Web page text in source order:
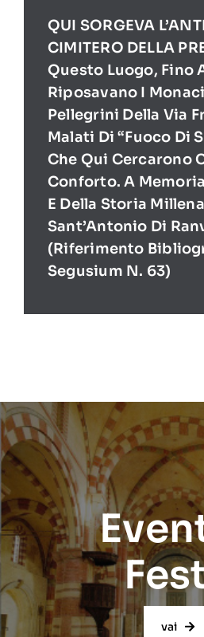
QUI SORGEVA
CIMITERO DELLA
Questo Luogo, Fino
Riposavano I
Pellegrini Della Via
Malati Di “Fuoco Di
Che Qui Cercarono
Conforto. A
E Della Storia
Sant’Antonio Di
(Riferimento
Segusium N. 63)
vai